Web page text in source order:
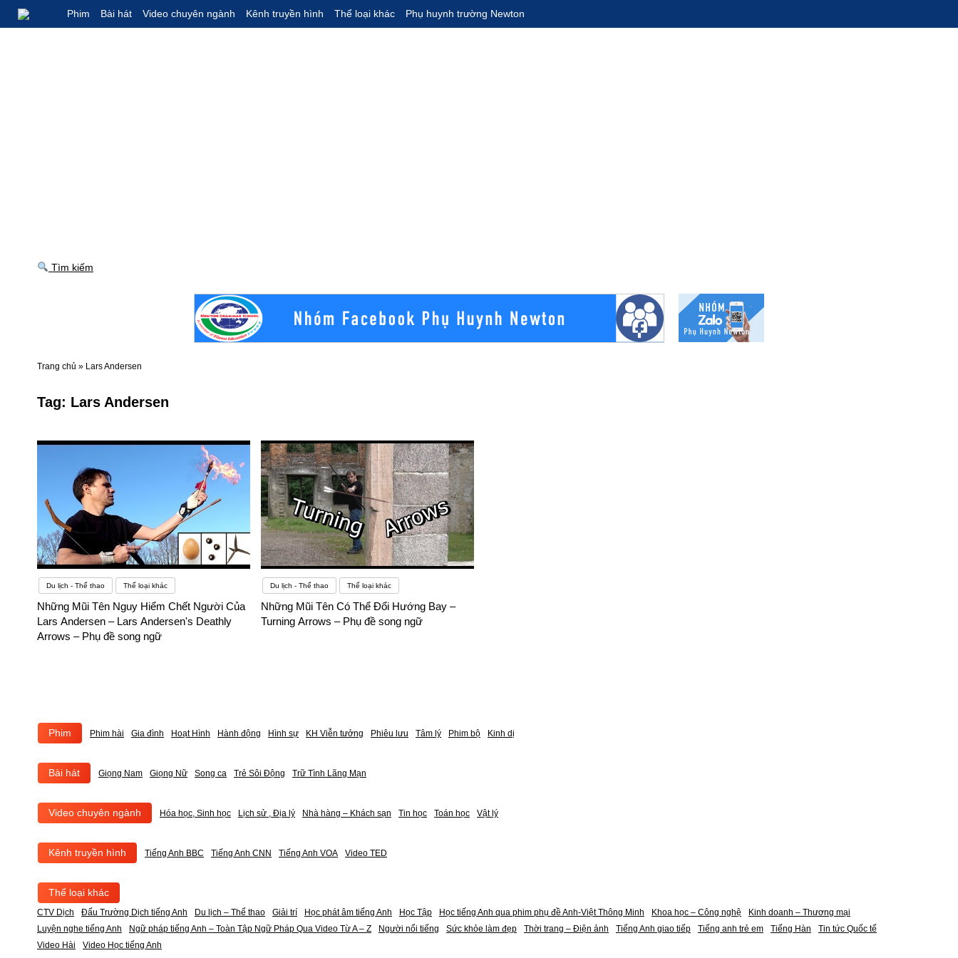
Phim Bài hát Video chuyên ngành Kênh truyền hình Thể loại khác Phụ huynh trường Newton
Tìm kiếm
Trang chủ » Lars Andersen
Tag: Lars Andersen
Du lịch - Thể thao Thể loại khác
Những Mũi Tên Nguy Hiểm Chết Người Của
Lars Andersen – Lars Andersen's Deathly
Arrows – Phụ đề song ngữ
Du lịch - Thể thao Thể loại khác
Những Mũi Tên Có Thể Đổi Hướng Bay –
Turning Arrows – Phụ đề song ngữ
Phim Phim hài Gia đình Hoạt Hình Hành động Hình sự KH Viễn tưởng Phiêu lưu Tâm lý Phim bộ Kinh dị
Bài hát Giọng Nam Giọng Nữ Song ca Trẻ Sôi Động Trữ Tình Lãng Mạn
Video chuyên ngành Hóa học, Sinh học Lịch sử , Địa lý Nhà hàng – Khách sạn Tin học Toán học Vật lý
Kênh truyền hình Tiếng Anh BBC Tiếng Anh CNN Tiếng Anh VOA Video TED
Thể loại khác
CTV Dịch Đấu Trường Dịch tiếng Anh Du lịch – Thể thao Giải trí Học phát âm tiếng Anh Học Tập Học tiếng Anh qua phim phụ đề Anh-Việt Thông Minh Khoa học – Công nghệ
Kinh doanh – Thương mại
Luyện nghe tiếng Anh
Ngữ pháp tiếng Anh – Toàn Tập Ngữ Pháp Qua Video Từ A – Z Người nổi tiếng Sức khỏe làm đẹp Thời trang – Điện ảnh Tiếng Anh giao tiếp Tiếng anh trẻ em Tiếng Hàn
Tin tức Quốc tế
Video Hài
Video Học tiếng Anh